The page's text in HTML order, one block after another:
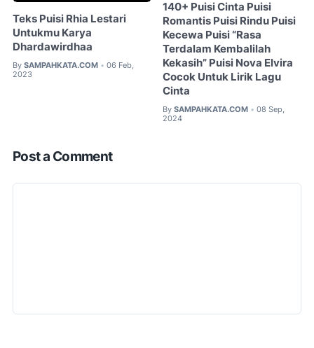
Teks Puisi Rhia Lestari
Untukmu Karya
Dhardawirdhaa
By SAMPAHKATA.COM • 06 Feb,
2023
140+ Puisi Cinta Puisi
Romantis Puisi Rindu Puisi
Kecewa Puisi “Rasa
Terdalam Kembalilah
Kekasih” Puisi Nova Elvira
Cocok Untuk Lirik Lagu
Cinta
By SAMPAHKATA.COM • 08 Sep,
2024
Post a Comment